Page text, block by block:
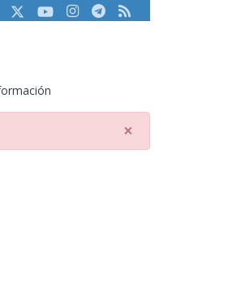
TwitterYoutubeInstagram
Telegram
RSS
×